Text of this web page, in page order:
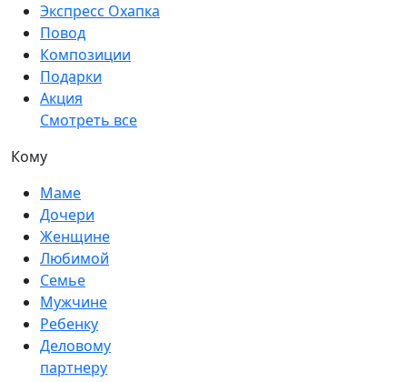
Экспресс Охапка
Повод
Композиции
Подарки
Акция
Смотреть все
Кому
Маме
Дочери
Женщине
Любимой
Семье
Мужчине
Ребенку
Деловому
партнеру